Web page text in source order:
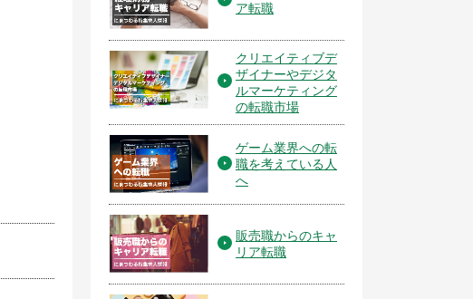
ア転職
クリエイティブデ
ザイナーやデジタ
ルマーケティング
の転職市場
ゲーム業界への転
職を考えている人
へ
販売職からのキャ
リア転職